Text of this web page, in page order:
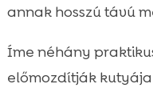
annak hosszú távú
Íme néhány
előmozdítják